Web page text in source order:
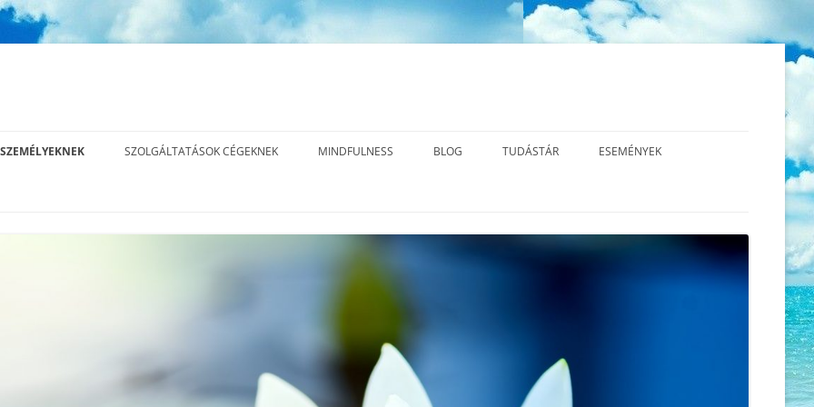
SZOLGÁLTATÁSOK CÉGEKNEK
KOMPLEX EXECUTIVE COACHING
CÉGES REFERENCIÁK,
EGYÜTTMŰKÖDÉSEK
MINDFULNESS BLOG
A MINDFULNESS TESTPÁSZTÁZÁS
(BODY SCAN) ÉS LÉGZŐMEDITÁCIÓ
TUDÁSTÁR
LÉGZŐGYAKORLATOK
ESEMÉNYEK